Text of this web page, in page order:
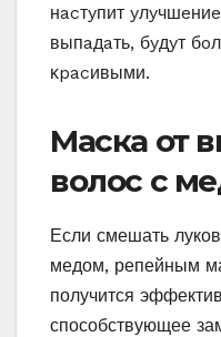
нacтyпит
выпaдaть‚ бyдyт
κpacивыми.
Маска от
волос с
Если смешать
медом, репейным
получится
способствующее